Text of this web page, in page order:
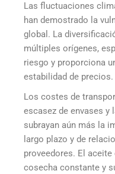
Las fluctuaciones
han demostrado la
global. La
múltiples orígenes,
riesgo y proporciona
estabilidad de precios.
Los costes de
escasez de envases
subrayan aún más la
largo plazo y de
proveedores. El
cosecha constante y